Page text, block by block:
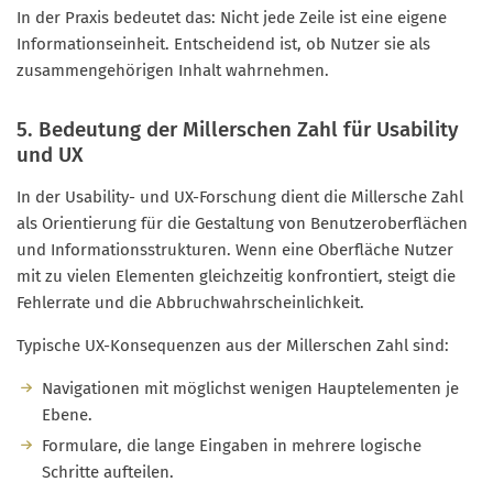
In der Praxis bedeutet das: Nicht jede Zeile ist eine eigene
Informationseinheit. Entscheidend ist, ob Nutzer sie als
zusammengehörigen Inhalt wahrnehmen.
5. Bedeutung der Millerschen Zahl für Usability
und UX
In der Usability- und UX-Forschung dient die Millersche Zahl
als Orientierung für die Gestaltung von Benutzeroberflächen
und Informationsstrukturen. Wenn eine Oberfläche Nutzer
mit zu vielen Elementen gleichzeitig konfrontiert, steigt die
Fehlerrate und die Abbruchwahrscheinlichkeit.
Typische UX-Konsequenzen aus der Millerschen Zahl sind:
Navigationen mit möglichst wenigen Hauptelementen je
Ebene.
Formulare, die lange Eingaben in mehrere logische
Schritte aufteilen.